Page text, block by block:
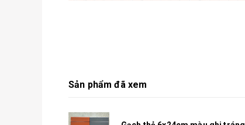
Sản phẩm đã xem